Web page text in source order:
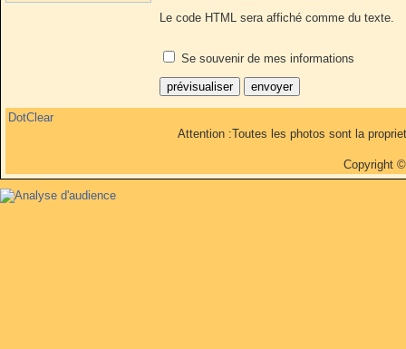
Le code HTML sera affiché comme du texte.
Se souvenir de mes informations
DotClear
Attention :Toutes les photos sont la
Copyright